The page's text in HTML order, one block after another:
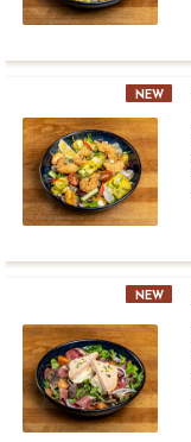
NEW
NEW